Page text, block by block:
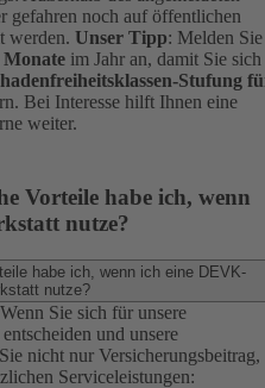
gefahren noch auf öffentlichen
werden. Unser Tipp: Melden Sie
Monate im Jahr an, damit Sie sich
Stufung
Bei Interesse hilft Ihnen eine
weiter.
Vorteile habe ich, wenn
nutze?
habe ich, wenn ich eine DEVK-
nutze?
Sie sich für unsere
entscheiden und unsere
nicht nur Versicherungsbeitrag,
Serviceleistungen: